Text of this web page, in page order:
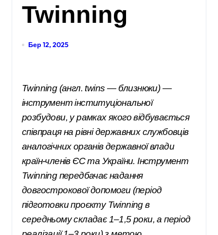
Twinning
Бер 12, 2025
Twinning (англ. twins — близнюки) —
інструмент інституціональної
розбудови, у рамках якого відбувається
співпраця на рівні державних службовців
аналогічних органів державної влади
країн-членів ЄС та України. Інструмент
Twinning передбачає надання
довгострокової допомоги (період
підготовки проєкту Twinning в
середньому складає 1–1,5 роки, а період